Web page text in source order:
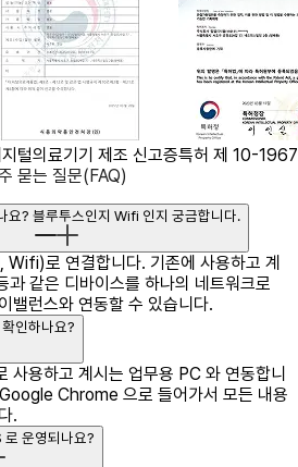
털의료기기 제조 신고증특허 제 10-
묻는 질문(FAQ)
요? 블루투스인지 Wifi 인지 궁금합니다.
Wifi)로 연결합니다. 기존에 사용하고 계
과 같은 디바이스를 하나의 네트워크로
밸런스와 연동할 수 있습니다.
인하나요?
사용하고 계시는 업무용 PC 와 연동합니
Chrome 으로 들어가서 모든 내용
.
로 운영되나요?